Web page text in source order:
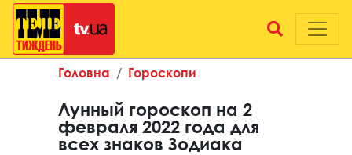
Головна Гороскопи
Лунный гороскоп на 2
февраля 2022 года для
всех знаков Зодиака